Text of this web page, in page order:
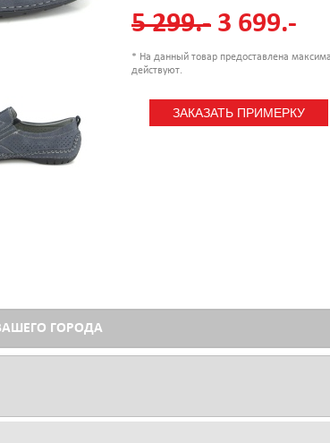
5 299.- 3 699.-
* На данный товар предоставлена
действуют.
ГОРОДА